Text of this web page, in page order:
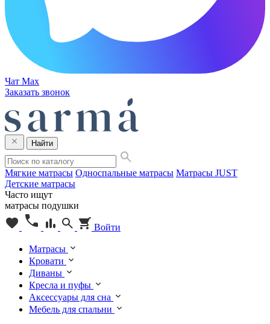
Чат Max
Заказать звонок
Найти
Мягкие матрасы Односпальные матрасы Матрасы JUST
Детские матрасы
Часто ищут
матрасы подушки
Войти
Матрасы
Кровати
Диваны
Кресла и пуфы
Аксессуары для сна
Мебель для спальни